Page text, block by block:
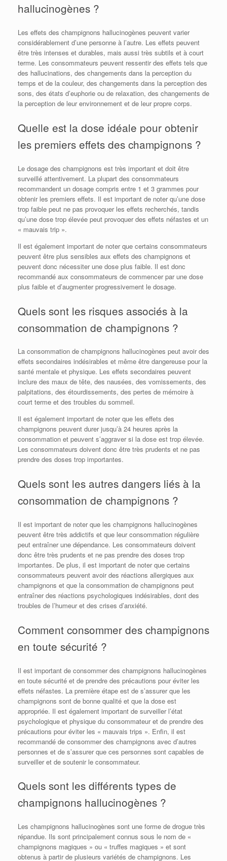
hallucinogènes ?
Les effets des champignons hallucinogènes peuvent varier
considérablement d’une personne à l’autre. Les effets peuvent
être très intenses et durables, mais aussi très subtils et à court
terme. Les consommateurs peuvent ressentir des effets tels que
des hallucinations, des changements dans la perception du
temps et de la couleur, des changements dans la perception des
sons, des états d’euphorie ou de relaxation, des changements de
la perception de leur environnement et de leur propre corps.
Quelle est la dose idéale pour obtenir
les premiers effets des champignons ?
Le dosage des champignons est très important et doit être
surveillé attentivement. La plupart des consommateurs
recommandent un dosage compris entre 1 et 3 grammes pour
obtenir les premiers effets. Il est important de noter qu’une dose
trop faible peut ne pas provoquer les effets recherchés, tandis
qu’une dose trop élevée peut provoquer des effets néfastes et un
« mauvais trip ».
Il est également important de noter que certains consommateurs
peuvent être plus sensibles aux effets des champignons et
peuvent donc nécessiter une dose plus faible. Il est donc
recommandé aux consommateurs de commencer par une dose
plus faible et d’augmenter progressivement le dosage.
Quels sont les risques associés à la
consommation de champignons ?
La consommation de champignons hallucinogènes peut avoir des
effets secondaires indésirables et même être dangereuse pour la
santé mentale et physique. Les effets secondaires peuvent
inclure des maux de tête, des nausées, des vomissements, des
palpitations, des étourdissements, des pertes de mémoire à
court terme et des troubles du sommeil.
Il est également important de noter que les effets des
champignons peuvent durer jusqu’à 24 heures après la
consommation et peuvent s’aggraver si la dose est trop élevée.
Les consommateurs doivent donc être très prudents et ne pas
prendre des doses trop importantes.
Quels sont les autres dangers liés à la
consommation de champignons ?
Il est important de noter que les champignons hallucinogènes
peuvent être très addictifs et que leur consommation régulière
peut entraîner une dépendance. Les consommateurs doivent
donc être très prudents et ne pas prendre des doses trop
importantes. De plus, il est important de noter que certains
consommateurs peuvent avoir des réactions allergiques aux
champignons et que la consommation de champignons peut
entraîner des réactions psychologiques indésirables, dont des
troubles de l’humeur et des crises d’anxiété.
Comment consommer des champignons
en toute sécurité ?
Il est important de consommer des champignons hallucinogènes
en toute sécurité et de prendre des précautions pour éviter les
effets néfastes. La première étape est de s’assurer que les
champignons sont de bonne qualité et que la dose est
appropriée. Il est également important de surveiller l’état
psychologique et physique du consommateur et de prendre des
précautions pour éviter les « mauvais trips ». Enfin, il est
recommandé de consommer des champignons avec d’autres
personnes et de s’assurer que ces personnes sont capables de
surveiller et de soutenir le consommateur.
Quels sont les différents types de
champignons hallucinogènes ?
Les champignons hallucinogènes sont une forme de drogue très
répandue. Ils sont principalement connus sous le nom de «
champignons magiques » ou « truffes magiques » et sont
obtenus à partir de plusieurs variétés de champignons. Les